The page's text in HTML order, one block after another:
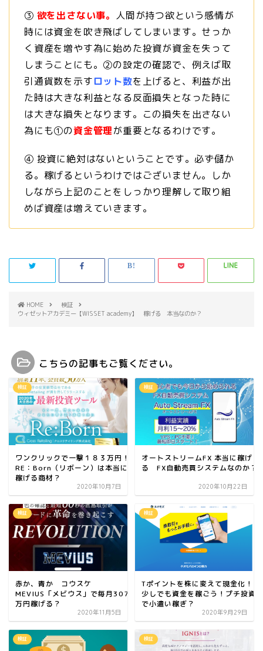
③ 欲を出さない事。 人間が持つ欲という感情が
時には資金を吹き飛ばしてしまいます。せっか
く資産を増やす為に始めた投資が資金を失って
しまうことにも。②の設定の確認で、例えば取
引通貨数を示すロット数を上げると、利益が出
た時は大きな利益となる反面損失となった時に
は大きな損失となります。この損失を出さない
為にも①の資金管理が重要となるわけです。
④ 投資に絶対はないということです。必ず儲か
る。稼げるというわけではございません。しか
しながら上記のことをしっかり理解して取り組
めば資産は増えていきます。
HOME
検証
ウィゼットアカデミー【WISSET academy】 稼げる 本当なのか？
こちらの記事もご覧ください。
検証
ワンクリックで一撃１８３万円！
RE：Born（リボーン）は本当に
稼げる商材？
2020年10月7日
検証
オートストリームFX 本当に稼げ
る FX自動売買システムなのか？
2020年10月22日
検証
赤か、青か コウスケ
MEVIUS「メビウス」で毎月307
万円稼げる？
2020年11月5日
検証
Tポイントを株に変えて現金化！
少しでも資金を稼ごう！プチ投資
で小遣い稼ぎ？
2020年9月29日
検証 検証